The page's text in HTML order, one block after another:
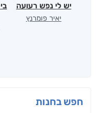
חפש בחנות
יש לי נפש רעועה
יאיר פומרנץ